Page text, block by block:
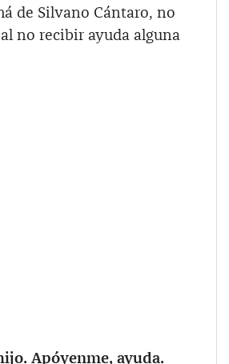
de Silvano Cántaro, no
no recibir ayuda alguna
Apóyenme, ayuda.